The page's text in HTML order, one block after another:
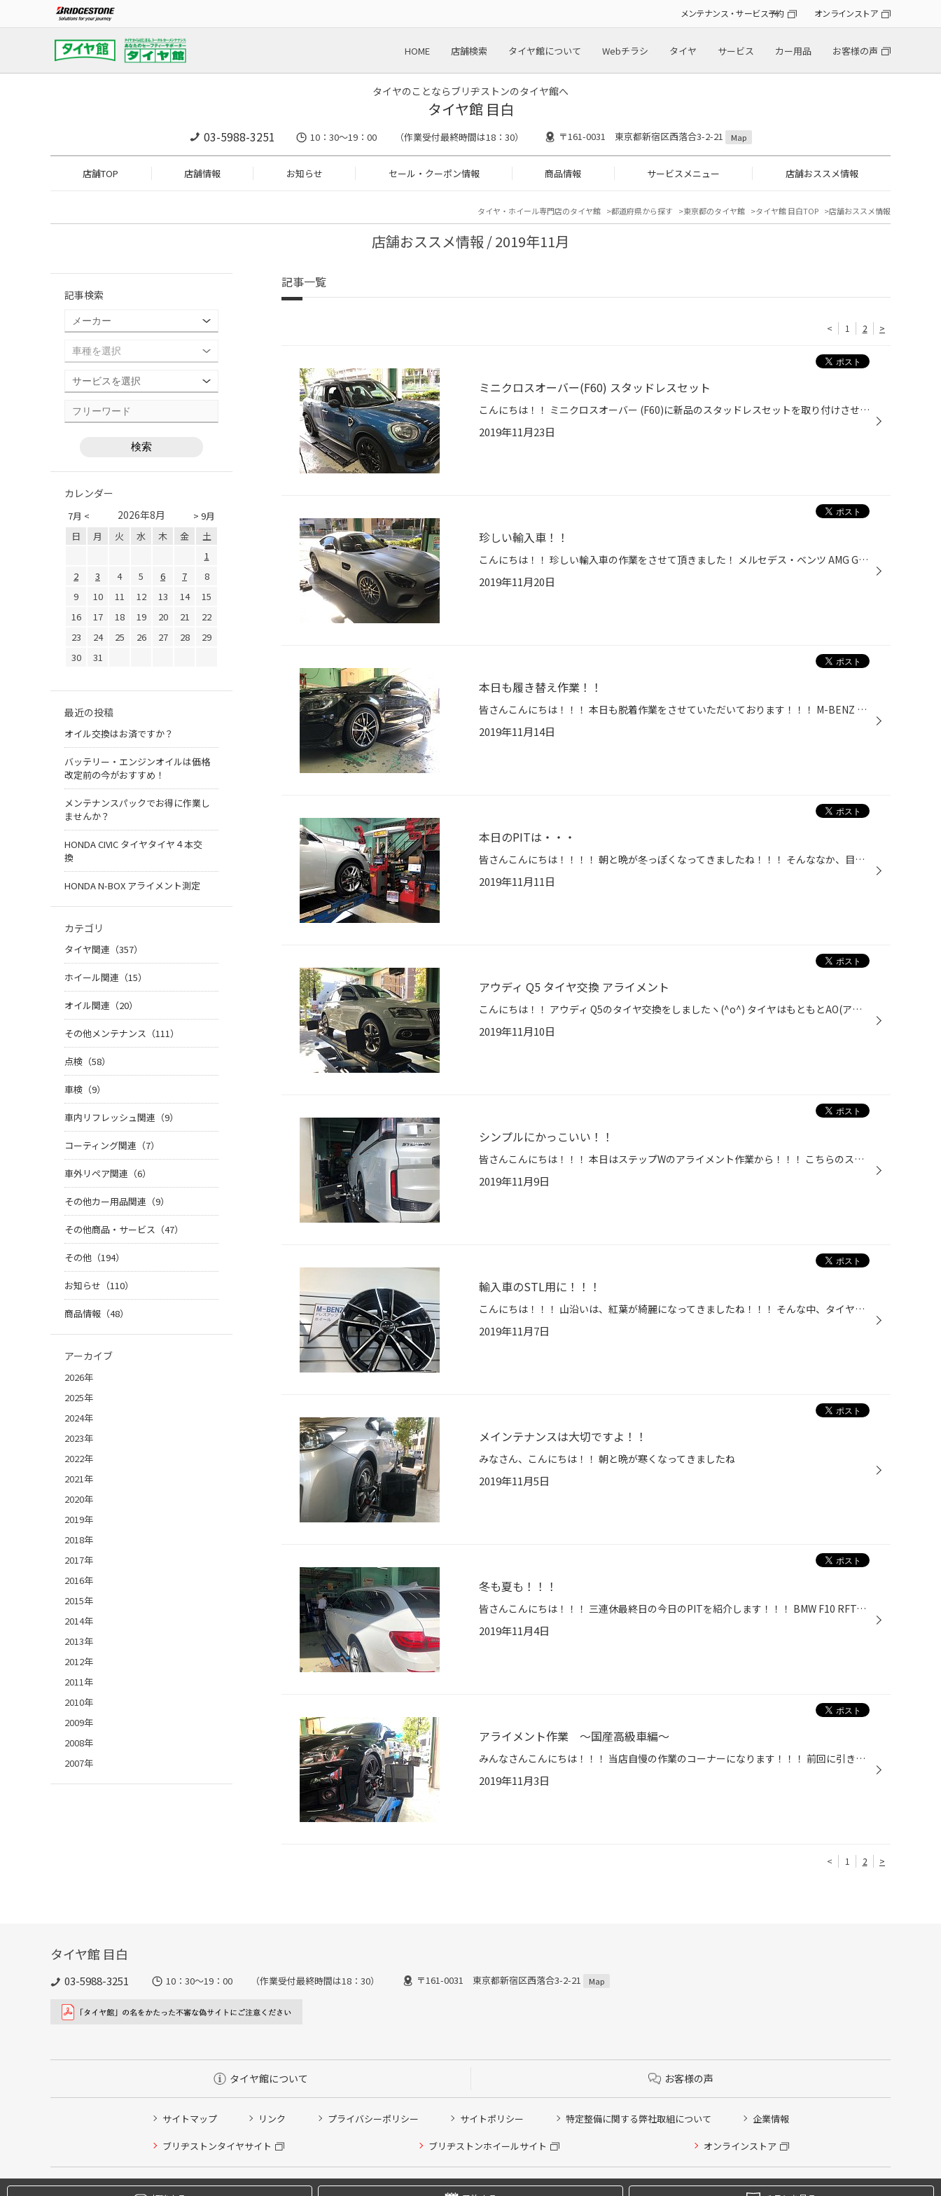
メンテナンス・サービス予約 オンラインストア
HOME 店舗検索 タイヤ館について Webチラシ タイヤ サービス カー用品 お客様の声
タイヤのことならブリヂストンのタイヤ館へ
タイヤ館 目白
03-5988-3251 10：30～19：00 （作業受付最終時間は18：30） 〒161-0031 東京都新宿区西落合3-2-21 Map
店舗TOP 店舗情報 お知らせ セール・クーポン情報 商品情報 サービスメニュー 店舗おススメ情報
タイヤ・ホイール専門店のタイヤ館 都道府県から探す 東京都のタイヤ館 タイヤ館 目白TOP 店舗おススメ情報
店舗おススメ情報 / 2019年11月
記事一覧
< 1 2 >
ミニクロスオーバー(F60) スタッドレスセット
こんにちは！！ ミニクロスオーバー (F60)に新品のスタッドレスセットを取り付けさせて頂きましたヽ(^o^) タイヤはブリヂストン ブリザック VRX2を選んで頂きました。 ホイールはMAK オックスフォードを取り付け純正のセンターキャップをそのまま取り付けしました！ 黒のホイールが見事に車体にマッ...
2019年11月23日
珍しい輸入車！！
こんにちは！！ 珍しい輸入車の作業をさせて頂きました！ メルセデス・ベンツ AMG GT Sです( ﾟдﾟ) 色はイリジウムシルバーマグノ(マット)となっており迫力が凄いです！ タイヤサイズはフロントが265/35R19でリアが295/30R20と前後でホイールも1インチ違います！ タイヤはポテンザ S007Aを取り付けさ...
2019年11月20日
本日も履き替え作業！！
皆さんこんにちは！！！ 本日も脱着作業をさせていただいております！！！ M-BENZ 冬準備！！ 本日はこちらのお車 C118にSTLセットをお取り付けさせていただきました。 当店は輸入車のお車も可能です！！！ USトヨタ カムリ そしてとても希少なお車！！！ USスタイルが好きな方にはたまりません！！...
2019年11月14日
本日のPITは・・・
皆さんこんにちは！！！！ 朝と晩が冬っぽくなってきましたね！！！ そんななか、目白のPITは寒さに負けず元気に営業中！！！ クラウン ローテーション&アライメント 本日はローテーションでご来店いただいたこちらのお客様！！！ 5000kmに一度ローテーションをしていただいてる方で、 アライメント...
2019年11月11日
アウディ Q5 タイヤ交換 アライメント
こんにちは！！ アウディ Q5のタイヤ交換をしましたヽ(^o^) タイヤはもともとAO(アウディ 新車装着タイヤ)が付いていました。 タイヤはブリヂストン アレンザ001を選んで頂きました！ タイヤサイズは前後同サイズの235/55R19です。 タイヤを新しくしたのでアライメント調整もやらせて頂きました！ ...
2019年11月10日
シンプルにかっこいい！！
皆さんこんにちは！！！ 本日はステップWのアライメント作業から！！！ こちらのステップWはなんとモデューロXです！！ しかもハイブリッドでした(^^♪ ホイールはTE-37え車高調を組んだため当店でアライメント作業させていただきました！！ そして、こちらのフーガは4本交換させていただきました(^^...
2019年11月9日
輸入車のSTL用に！！！
こんにちは！！！ 山沿いは、紅葉が綺麗になってきましたね！！！ そんな中、タイヤ館目白は冬に向けて展示を変更しました！！！ M-BENZ用 BMW用 AUDI用 MINI用 VOLVO用 輸入車の基本的なメーカーは在庫ございます！！！ もちろん・・・ RFTの冬タイヤも在庫在りますので是非ご相談ください！！！
2019年11月7日
メインテナンスは大切ですよ！！
みなさん、こんにちは！！ 朝と晩が寒くなってきましたね
2019年11月5日
冬も夏も！！！
皆さんこんにちは！！！ 三連休最終日の今日のPITを紹介します！！！ BMW F10 RFTSTL 取付 本日ご来店していただいたお車はBMW F10 になります(^^♪ 新品のSTLを購入していただきました！！ ブリザック RFT 245/45R18で4本交換になります！！ ジャガー 4本交換！！！ こちらのお車は夏タイヤの交換！...
2019年11月4日
アライメント作業 ～国産高級車編～
みんなさんこんにちは！！！ 当店自慢の作業のコーナーになります！！！ 前回に引き続きアライメントのお話！！！ IS F アライメント こちらのお客様はスポーツ走行をたのしむお客様で車高を 上げてのでアライメント作業！！！ お話をして、どのようなセットにするか決めてから調整させていただきま...
2019年11月3日
< 1 2 >
記事検索
カレンダー
7月 < > 9月
2026年8月
日 月 火 水 木 金
土
1
2
3 4 5 6 7
8
9
10 11 12 13 14
15
16
17 18 19 20 21
22
23
24 25 26 27 28
29
30
31
最近の投稿
オイル交換はお済ですか？
バッテリー・エンジンオイルは価格
改定前の今がおすすめ！
メンテナンスパックでお得に作業し
ませんか？
HONDA CIVIC タイヤタイヤ４本交
換
HONDA N-BOX アライメント測定
カテゴリ
タイヤ関連（357）
ホイール関連（15）
オイル関連（20）
その他メンテナンス（111）
点検（58）
車検（9）
車内リフレッシュ関連（9）
コーティング関連（7）
車外リペア関連（6）
その他カー用品関連（9）
その他商品・サービス（47）
その他（194）
お知らせ（110）
商品情報（48）
アーカイブ
2026年
2025年
2024年
2023年
2022年
2021年
2020年
2019年
2018年
2017年
2016年
2015年
2014年
2013年
2012年
2011年
2010年
2009年
2008年
2007年
タイヤ館 目白
03-5988-3251 10：30～19：00 （作業受付最終時間は18：30） 〒161-0031 東京都新宿区西落合3-2-21 Map
タイヤ館について お客様の声
サイトマップ リンク プライバシーポリシー サイトポリシー 特定整備に関する弊社取組について 企業情報
ブリヂストンタイヤサイト ブリヂストンホイールサイト オンラインストア
Copyright © 2024 Bridgestone Retail Co.,Ltd. All rights Reserved.
タイヤ点検・安全点検/タイヤ履き替え/オイル交換/その他ピット作業の予約
クローク契約会員専用タイヤ履き替え※タイヤ履き替えを希望のクローク契約会員の方はこちらを選択ください
本日のタイヤ履き替え順番待ち予約 ※クローク契約会員の方はご利用いただけません